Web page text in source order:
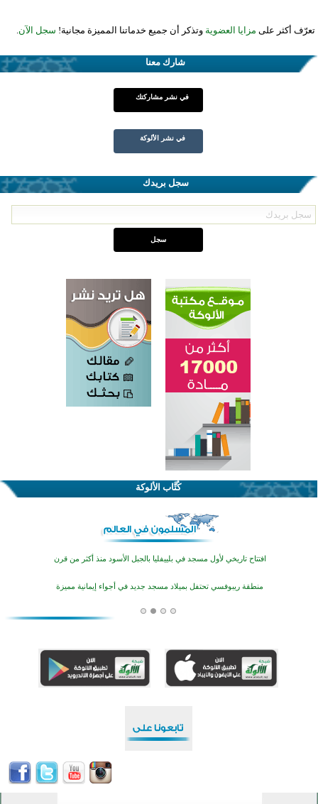
تعرّف أكثر على مزايا العضوية وتذكر أن جميع خدماتنا المميزة مجانية! سجل الآن
شارك معنا
في نشر مشاركتك
في نشر الألوكة
سجل بريدك
كُتَّاب الألوكة
اختتام الدورة التاسعة لمسابقة حفظ وتلاوة القرآن الكريم في أزناكاييف
تيسليتش تختتم برنامجا تعليميا لتعزيز القيم وبناء الشخصية للشباب المسلمين
اختتام منافسات قرآنية متميزة في بنغلاديش بمشاركة 3000 متسابق
افتتاح تاريخي لأول مسجد في بلييفليا بالجبل الأسود منذ أكثر من قرن
منطقة ريبوفسي تحتفل بميلاد مسجد جديد في أجواء إيمانية مميزة
أكبر مشروع إسلامي في ريف أستراليا يفتتح أبوابه بعد سنوات من العمل والعطاء
اختتام الدورة التاسعة لمسابقة حفظ وتلاوة القرآن الكريم في أزناكاييف